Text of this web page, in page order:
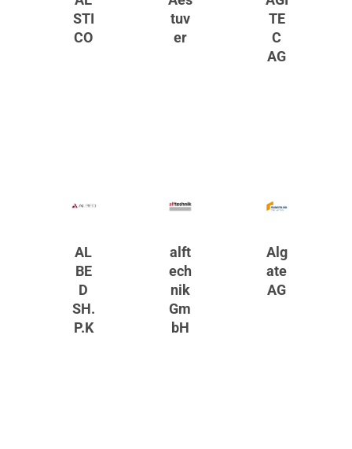
STI
CO
tuv
er
TE
C
AG
AL
BE
D
SH.
P.K
alft
ech
nik
Gm
bH
Alg
ate
AG